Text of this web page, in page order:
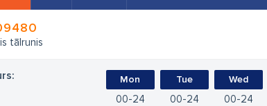
tālrunis
Mon
00 24
Tue
00 24
Wed
00 24